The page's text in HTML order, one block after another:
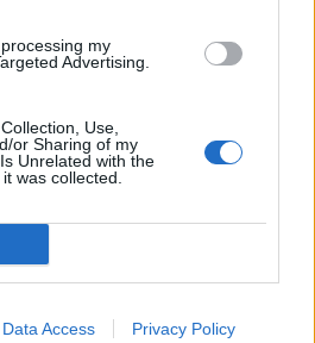
my
Advertising.
Use,
or Sharing of my
Unrelated with the
was collected.
Data Access Privacy Policy
artificiale: come
ecosistema tra creatività,